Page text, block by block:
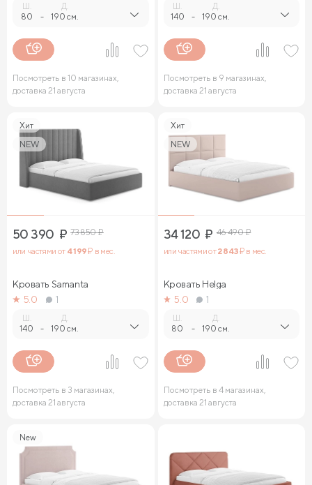
80 -
Д.
190 см.
Посмотреть в 10 магазинах,
доставка 21 августа
140 -
Д.
190 см.
Посмотреть в 9 магазинах,
доставка 21 августа
Хит
NEW
50 390 ₽ 73 850₽
или частями от 4 199₽ в мес.
Кровать Samanta
5.0
1
140 -
Д.
190 см.
Посмотреть в 3 магазинах,
доставка 21 августа
Хит
NEW
34 120 ₽ 46 490₽
или частями от2 843₽ в мес.
Кровать Helga
5.0
1
80 -
Д.
190 см.
Посмотреть в 4 магазинах,
доставка 21 августа
New